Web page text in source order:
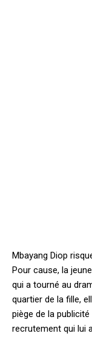
Mbayang Diop
Pour cause, la
qui a tourné au
quartier de la fille,
piège de la
recrutement qui lui